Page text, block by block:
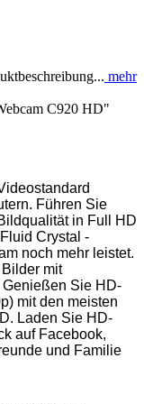
mehr
C920 HD"
Führen Sie
in Full HD
Crystal -
noch mehr leistet.
mit
Sie HD-
mit den meisten
Laden Sie HD-
auf Facebook,
und Familie